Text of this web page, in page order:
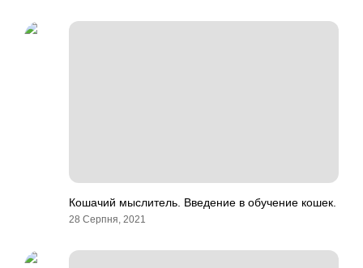
Кошачий мыслитель. Введение в обучение кошек.
28 Серпня, 2021